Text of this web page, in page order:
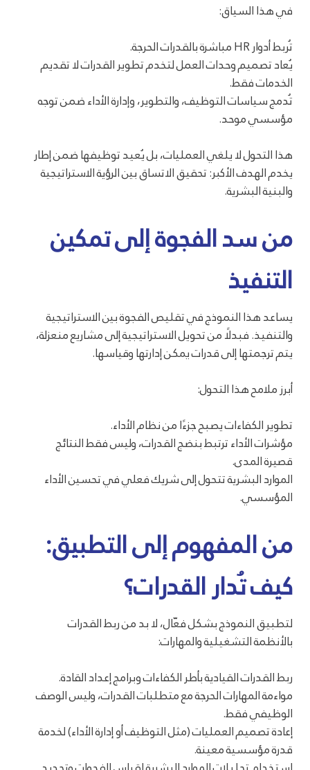
في هذا السياق:
تُربط أدوار HR مباشرة بالقدرات الحرجة.
يُعاد تصميم وحدات العمل لتخدم تطوير القدرات لا تقديم
الخدمات فقط.
تُدمج سياسات التوظيف، والتطوير، وإدارة الأداء ضمن توجه
مؤسسي موحد.
هذا التحول لا يلغي العمليات، بل يُعيد توظيفها ضمن إطار
يخدم الهدف الأكبر: تحقيق الاتساق بين الرؤية الاستراتيجية
والبنية البشرية.
من سد الفجوة إلى تمكين
التنفيذ
يساعد هذا النموذج في تقليص الفجوة بين الاستراتيجية
والتنفيذ. فبدلًا من تحويل الاستراتيجية إلى مشاريع منعزلة،
يتم ترجمتها إلى قدرات يمكن إدارتها وقياسها.
أبرز ملامح هذا التحول:
تطوير الكفاءات يصبح جزءًا من نظام الأداء.
مؤشرات الأداء ترتبط بنضج القدرات، وليس فقط النتائج
قصيرة المدى.
الموارد البشرية تتحول إلى شريك فعلي في تحسين الأداء
المؤسسي.
من المفهوم إلى التطبيق:
كيف تُدار القدرات؟
لتطبيق النموذج بشكل فعّال، لا بد من ربط القدرات
بالأنظمة التشغيلية والمهارات:
ربط القدرات القيادية بأطر الكفاءات وبرامج إعداد القادة.
مواءمة المهارات الحرجة مع متطلبات القدرات، وليس الوصف
الوظيفي فقط.
إعادة تصميم العمليات (مثل التوظيف أو إدارة الأداء) لخدمة
قدرة مؤسسية معينة.